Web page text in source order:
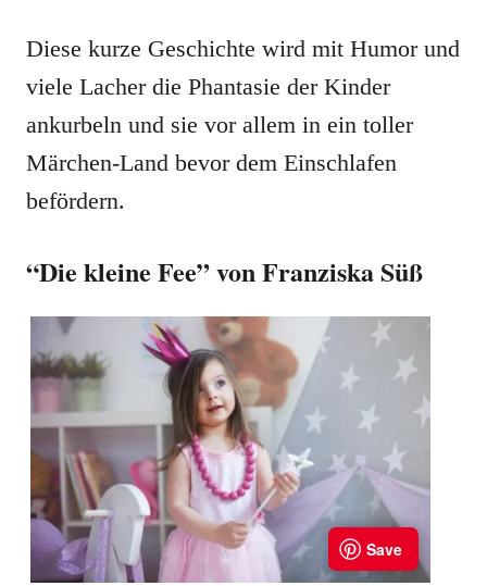
Diese kurze Geschichte wird mit Humor und
viele Lacher die Phantasie der Kinder
ankurbeln und sie vor allem in ein toller
Märchen-Land bevor dem Einschlafen
befördern.
“Die kleine Fee” von Franziska Süß